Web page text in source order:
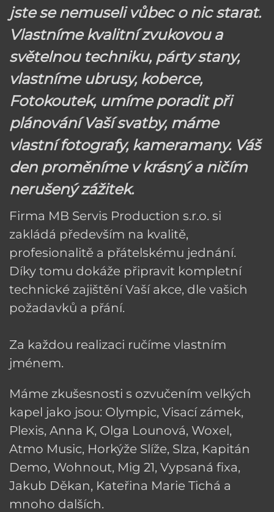
jste se nemuseli vůbec o nic starat.
Vlastníme kvalitní zvukovou a
světelnou techniku, párty stany,
vlastníme ubrusy, koberce,
Fotokoutek, umíme poradit při
plánování Vaší svatby, máme
vlastní fotografy, kameramany. Váš
den proměníme v krásný a ničím
nerušený zážitek.
Firma MB Servis Production s.r.o. si
zakládá především na kvalitě,
profesionalitě a přátelskému jednání.
Díky tomu dokáže připravit kompletní
technické zajištění Vaší akce, dle vašich
požadavků a přání.
Za každou realizaci ručíme vlastním
jménem.
Máme zkušesnosti s ozvučením velkých
kapel jako jsou: Olympic, Visací zámek,
Plexis, Anna K, Olga Lounová, Woxel,
Atmo Music, Horkýže Slíže, Slza, Kapitán
Demo, Wohnout, Mig 21, Vypsaná fixa,
Jakub Děkan, Kateřina Marie Tichá a
mnoho dalších.